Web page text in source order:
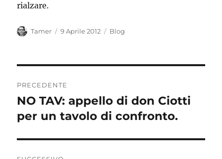
rialzare.
Autore
Tamer
Pubblicato
9 Aprile 2012 Categorie
Blog
articoli
PRECEDENTE
Articolo
precedente:
NO TAV: appello di don Ciotti
per un tavolo di confronto.